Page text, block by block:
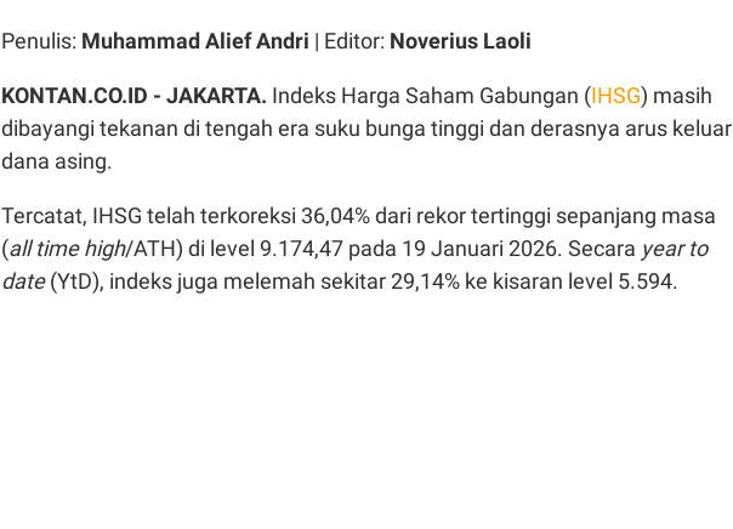
Penulis: Muhammad Alief Andri | Editor: Noverius Laoli
KONTAN.CO.ID - JAKARTA. Indeks Harga Saham Gabungan (IHSG) masih
dibayangi tekanan di tengah era suku bunga tinggi dan derasnya arus keluar
dana asing.
Tercatat, IHSG telah terkoreksi 36,04% dari rekor tertinggi sepanjang masa
(all time high/ATH) di level 9.174,47 pada 19 Januari 2026. Secara year to
date(YtD), indeks juga melemah sekitar 29,14% ke kisaran level 5.594.